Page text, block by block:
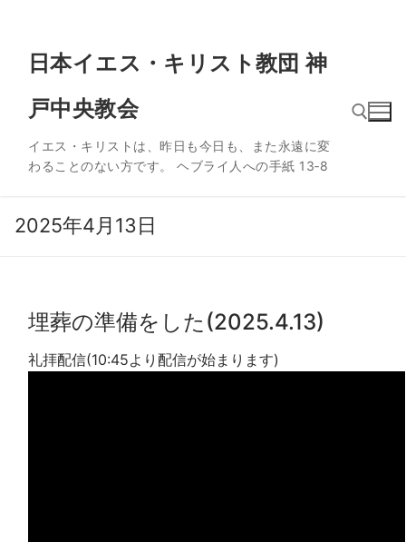
日本イエス・キリスト教団 神
戸中央教会
イエス・キリストは、昨日も今日も、また永遠に変
わることのない方です。 ヘブライ人への手紙 13‐8
2025年4月13日
埋葬の準備をした(2025.4.13)
礼拝配信(10:45より配信が始まります)